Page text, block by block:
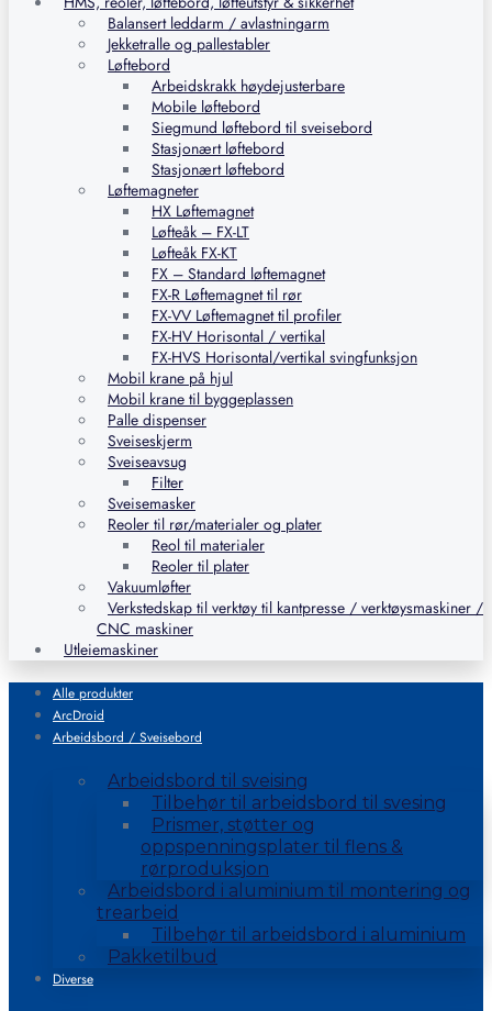
Balansert leddarm / avlastningarm
Jekketralle og pallestabler
Løftebord
Arbeidskrakk høydejusterbare
Mobile løftebord
Siegmund løftebord til sveisebord
Stasjonært løftebord
Stasjonært løftebord
Løftemagneter
HX Løftemagnet
Løfteåk – FX-LT
Løfteåk FX-KT
FX – Standard løftemagnet
FX-R Løftemagnet til rør
FX-VV Løftemagnet til profiler
FX-HV Horisontal / vertikal
FX-HVS Horisontal/vertikal svingfunksjon
Mobil krane på hjul
Mobil krane til byggeplassen
Palle dispenser
Sveiseskjerm
Sveiseavsug
Filter
Sveisemasker
Reoler til rør/materialer og plater
Reol til materialer
Reoler til plater
Vakuumløfter
Verkstedskap til verktøy til kantpresse / verktøysmaskiner /
CNC maskiner
Utleiemaskiner
Alle produkter
ArcDroid
Arbeidsbord / Sveisebord
Arbeidsbord til sveising
Tilbehør til arbeidsbord til svesing
Prismer, støtter og
oppspenningsplater til flens &
rørproduksjon
Arbeidsbord i aluminium til montering og
trearbeid
Tilbehør til arbeidsbord i aluminium
Pakketilbud
Diverse